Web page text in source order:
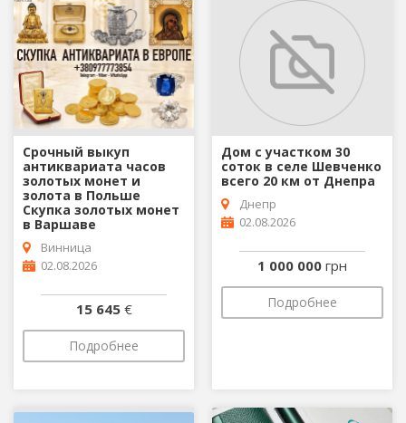
Срочный выкуп
антиквариата часов
золотых монет и
золота в Польше
Скупка золотых монет
в Варшаве
Винница
02.08.2026
15 645 €
Подробнее
Дом с участком 30
соток в селе Шевченко
всего 20 км от Днепра
Днепр
02.08.2026
1 000 000 грн
Подробнее